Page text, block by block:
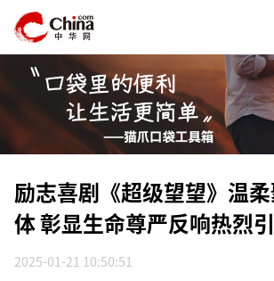
励志喜剧《超级望望》温
体 彰显生命尊严反响热烈
2025-01-21 10:50:51